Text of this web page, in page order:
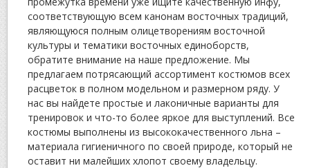
соответствующую всем канонам восточных традиций,
являющуюся полным олицетворениям восточной
культуры и тематики восточных единоборств,
обратите внимание на наше предложение. Мы
предлагаем потрясающий ассортимент костюмов всех
расцветок в полном модельном и размерном ряду. У
нас вы найдете простые и лаконичные варианты для
тренировок и что-то более яркое для выступлений. Все
костюмы выполнены из высококачественного льна –
материала гигиеничного по своей природе, который не
оставит ни малейших хлопот своему владельцу.